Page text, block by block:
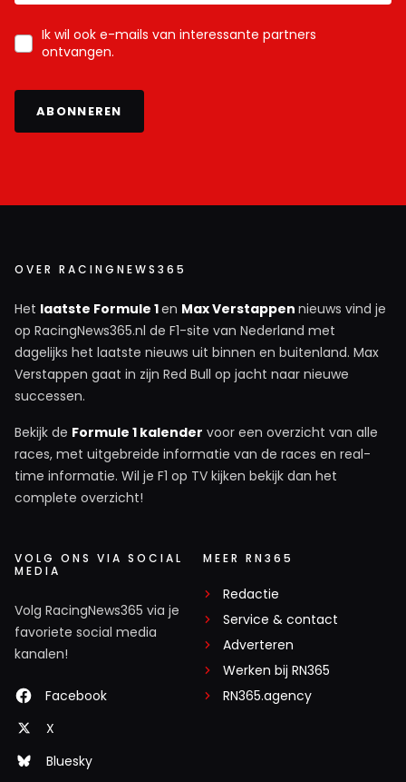
Ik wil ook e-mails van interessante partners
ontvangen.
ABONNEREN
OVER RACINGNEWS365
Het laatste Formule 1en Max Verstappen nieuws vind je
op RacingNews365.nl de F1-site van Nederland met
dagelijks het laatste nieuws uit binnen en buitenland. Max
Verstappen gaat in zijn Red Bull op jacht naar nieuwe
successen.
Bekijk de Formule 1 kalender voor een overzicht van alle
races, met uitgebreide informatie van de races en real-
time informatie. Wil je F1 op TV kijken bekijk dan het
complete overzicht!
VOLG ONS VIA SOCIAL
MEDIA
Volg RacingNews365 via je
favoriete social media
kanalen!
Facebook
X
Bluesky
MEER RN365
Redactie
Service & contact
Adverteren
Werken bij RN365
RN365.agency